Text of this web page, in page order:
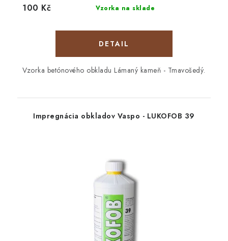
Vzorka na sklade
100 Kč
DETAIL
Vzorka betónového obkladu Lámaný kameň - Tmavošedý.
Impregnácia obkladov Vaspo - LUKOFOB 39